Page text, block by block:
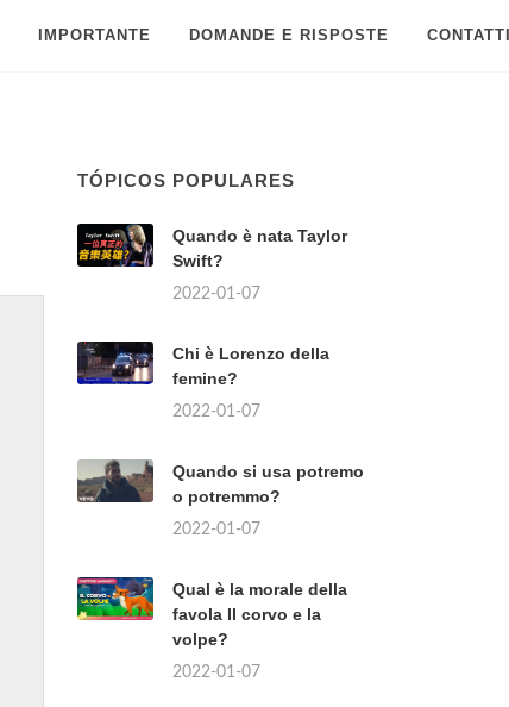
IMPORTANTE DOMANDE E RISPOSTE
TÓPICOS POPULARES
Quando è nata Taylor
Swift?
2022-01-07
Chi è Lorenzo della
femine?
2022-01-07
Quando si usa potremo
o potremmo?
2022-01-07
Qual è la morale della
favola Il corvo e la
volpe?
2022-01-07